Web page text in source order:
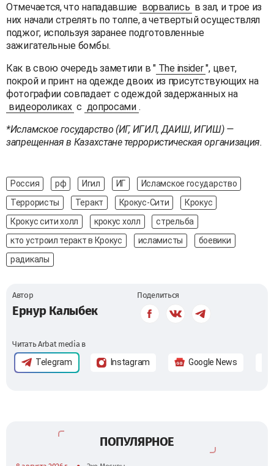
Отмечается, что нападавшие ворвались в зал, и трое из
них начали стрелять по толпе, а четвертый осуществлял
поджог, используя заранее подготовленные
зажигательные бомбы.
Как в свою очередь заметили в " The insider ", цвет,
покрой и принт на одежде двоих из присутствующих на
фотографии совпадает с одеждой задержанных на
видеороликах с допросами .
*Исламское государство (ИГ, ИГИЛ, ДАИШ, ИГИШ) —
запрещенная в Казахстане террористическая организация.
Россия рф Игил ИГ
Исламское государство
Террористы
Теракт Крокус-Сити
Крокус
Крокус сити холл
крокус холл
стрельба
кто устроил теракт в Крокус
исламисты
боевики
радикалы
Автор
Ернур Калыбек
Поделиться
Читать Arbat media в
Telegram Instagram Google News
ПОПУЛЯРНОЕ